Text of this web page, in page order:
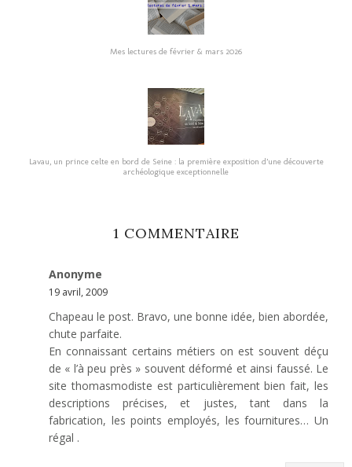
Mes lectures de février & mars 2026
Lavau, un prince celte en bord de Seine : la première exposition d’une découverte
archéologique exceptionnelle
1 COMMENTAIRE
Anonyme
19 avril, 2009
Chapeau le post. Bravo, une bonne idée, bien abordée,
chute parfaite.
En connaissant certains métiers on est souvent déçu
de « l’à peu près » souvent déformé et ainsi faussé. Le
site thomasmodiste est particulièrement bien fait, les
descriptions précises, et justes, tant dans la
fabrication, les points employés, les fournitures… Un
régal .